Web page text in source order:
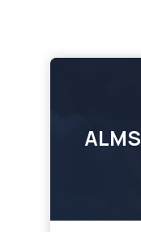
ALMS